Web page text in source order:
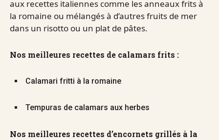
aux recettes italiennes comme les anneaux frits à
la romaine ou mélangés à d’autres fruits de mer
dans un risotto ou un plat de pâtes.
Nos meilleures recettes de calamars frits :
Calamari fritti à la romaine
Tempuras de calamars aux herbes
Nos meilleures recettes d’encornets grillés à la